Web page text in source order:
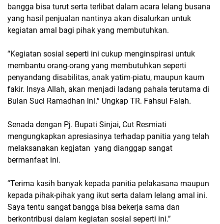
bangga bisa turut serta terlibat dalam acara lelang busana
yang hasil penjualan nantinya akan disalurkan untuk
kegiatan amal bagi pihak yang membutuhkan.
“Kegiatan sosial seperti ini cukup menginspirasi untuk
membantu orang-orang yang membutuhkan seperti
penyandang disabilitas, anak yatim-piatu, maupun kaum
fakir. Insya Allah, akan menjadi ladang pahala terutama di
Bulan Suci Ramadhan ini.” Ungkap TR. Fahsul Falah.
Senada dengan Pj. Bupati Sinjai, Cut Resmiati
mengungkapkan apresiasinya terhadap panitia yang telah
melaksanakan kegjatan yang dianggap sangat
bermanfaat ini.
“Terima kasih banyak kepada panitia pelakasana maupun
kepada pihak-pihak yang ikut serta dalam lelang amal ini.
Saya tentu sangat bangga bisa bekerja sama dan
berkontribusi dalam kegiatan sosial seperti ini.”